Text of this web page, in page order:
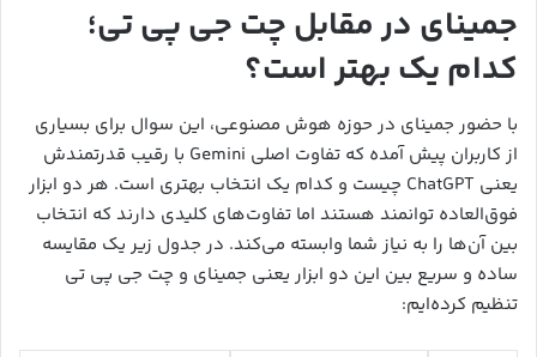
جمینای در مقابل چت جی پی تی؛
کدام یک بهتر است؟
با حضور جمینای در حوزه هوش مصنوعی، این سوال برای بسیاری
از کاربران پیش آمده که تفاوت اصلی Gemini با رقیب قدرتمندش
یعنی ChatGPT چیست و کدام یک انتخاب بهتری است. هر دو ابزار
فوق‌العاده توانمند هستند اما تفاوت‌های کلیدی دارند که انتخاب
بین آن‌ها را به نیاز شما وابسته می‌کند. در جدول زیر یک مقایسه
ساده و سریع بین این دو ابزار یعنی جمینای و چت جی پی تی
تنظیم کرده‌ایم: